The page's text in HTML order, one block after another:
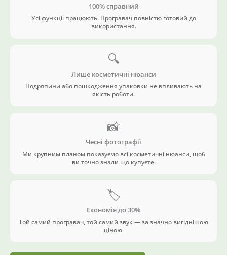
100% справний
Усі функції працюють. Програвач повністю готовий до
використання.
🔍
Лише косметичні нюанси
Подряпини або пошкодження упаковки не впливають на
якість роботи.
📸
Чесні фотографії
Ми крупним планом показуємо всі косметичні нюанси, щоб
ви точно знали що купуєте.
🏷️
Економія до 30%
Той самий програвач, той самий звук — за значно вигіднішою
ціною.